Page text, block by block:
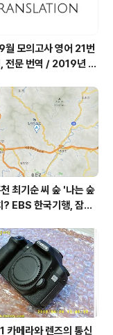
모의고사 영어 21번
번역 / 2019년 9
2019년 고3 9월 영어
영역 전문 해석, Engli
translation
최기순 씨 숲 '나는 숲
? EBS 한국기행, 잠시
씨 캠핑장 펜션 어디? /
천군 가볼 만한 곳, (구)
인간극장
메라와 렌즈의 통신